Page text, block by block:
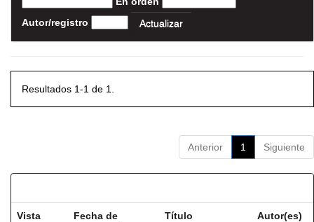
Autor/registro
Resultados 1-1 de 1.
Anterior 1 Siguiente
Vista
Fecha de
Título Autor(es)